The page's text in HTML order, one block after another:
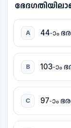
A 44-ാം
B 103-ാം
C 97-ാം